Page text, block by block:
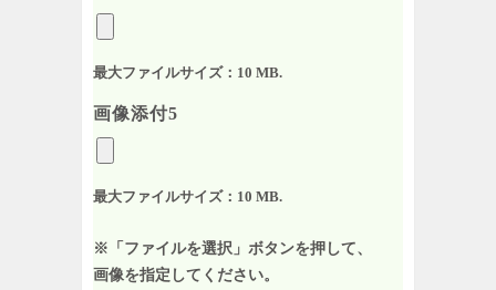
最大ファイルサイズ：10 MB.
画像添付5
最大ファイルサイズ：10 MB.
※「ファイルを選択」ボタンを押して、
画像を指定してください。